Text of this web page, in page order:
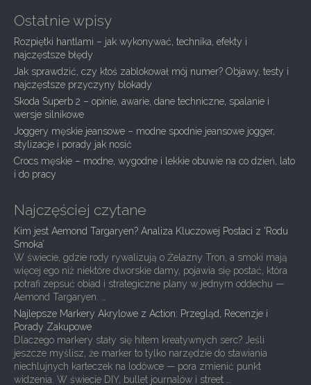
n
a
v
i
g
a
t
i
o
Ostatnie wpisy
Rozpiętki hantlami – jak wykonywać, technika, efekty i
najczęstsze błędy
Jak sprawdzić, czy ktoś zablokował mój numer? Objawy, testy i
najczęstsze przyczyny blokady
Skoda Superb 2 – opinie, awarie, dane techniczne, spalanie i
wersje silnikowe
Joggery męskie jeansowe – modne spodnie jeansowe jogger,
stylizacje i porady jak nosić
Crocs męskie – modne, wygodne i lekkie obuwie na co dzień, lato
i do pracy
Najczęściej czytane
Kim jest Aemond Targaryen? Analiza Kluczowej Postaci z 'Rodu
Smoka’
W świecie, gdzie rody rywalizują o Żelazny Tron, a smoki mają
więcej ego niż niektóre dworskie damy, pojawia się postać, która
potrafi zepsuć obiad i strategiczne plany w jednym oddechu —
Aemond Targaryen. …
Najlepsze Markery Akrylowe z Action: Przegląd, Recenzje i
Porady Zakupowe
Dlaczego markery stały się hitem kreatywnych serc? Jeśli
jeszcze myślisz, że marker to tylko narzędzie do stawiania
niechlujnych karteczek na lodówce — pora zmienić punkt
widzenia. W świecie DIY, bullet journalów i street …